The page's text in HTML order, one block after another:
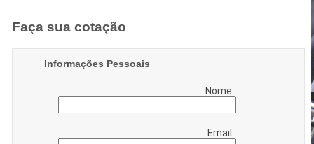
Faça sua cotação
Informações Pessoais
Nome:
Email: